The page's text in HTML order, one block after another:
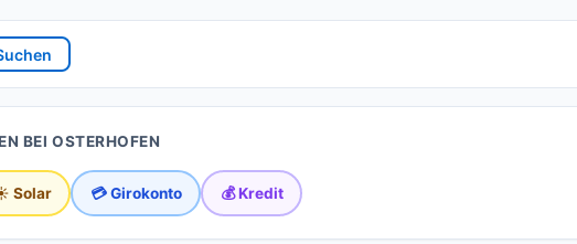
BEI OSTERHOFEN
Solar 💳 Girokonto 💰 Kredit